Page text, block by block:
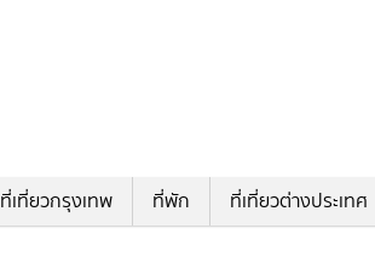
ที่เที่ยวกรุงเทพ ที่พัก ที่เที่ยวต่างประเทศ